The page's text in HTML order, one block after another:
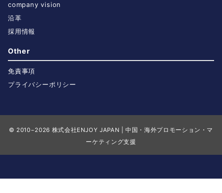
company vision
沿革
採用情報
Other
免責事項
プライバシーポリシー
© 2010−2026 株式会社ENJOY JAPAN | 中国・海外プロモーション・マ
ーケティング支援